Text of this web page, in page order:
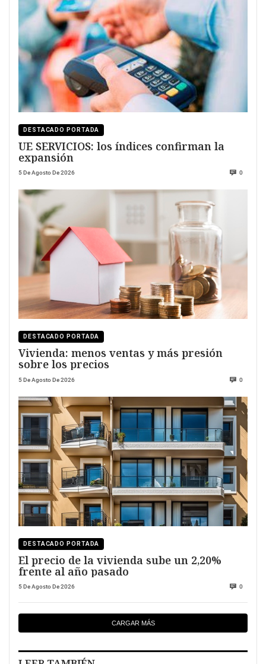
DESTACADO PORTADA
UE SERVICIOS: los índices confirman la
expansión
5 De Agosto De 2026 0
DESTACADO PORTADA
Vivienda: menos ventas y más presión
sobre los precios
5 De Agosto De 2026 0
DESTACADO PORTADA
El precio de la vivienda sube un 2,20%
frente al año pasado
5 De Agosto De 2026 0
CARGAR MÁS